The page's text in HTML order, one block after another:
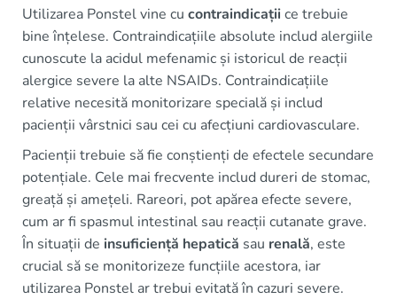
Utilizarea Ponstel vine cu contraindicațiice trebuie
bine înțelese. Contraindicațiile absolute includ alergiile
cunoscute la acidul mefenamic și istoricul de reacții
alergice severe la alte NSAIDs. Contraindicațiile
relative necesită monitorizare specială și includ
pacienții vârstnici sau cei cu afecțiuni cardiovasculare.
Pacienții trebuie să fie conștienți de efectele secundare
potențiale. Cele mai frecvente includ dureri de stomac,
greață și amețeli. Rareori, pot apărea efecte severe,
cum ar fi spasmul intestinal sau reacții cutanate grave.
În situații de insuficiență hepatică sau renală, este
crucial să se monitorizeze funcțiile acestora, iar
utilizarea Ponstel ar trebui evitată în cazuri severe.